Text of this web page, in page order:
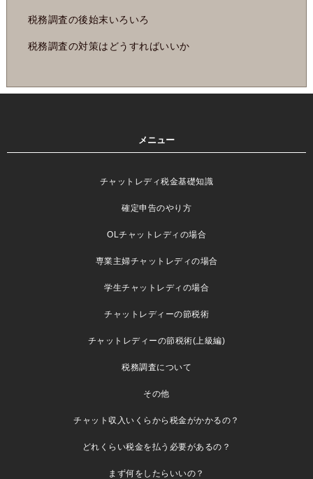
税務調査の後始末いろいろ
税務調査の対策はどうすればいいか
メニュー
チャットレディ税金基礎知識
確定申告のやり方
OLチャットレディの場合
専業主婦チャットレディの場合
学生チャットレディの場合
チャットレディーの節税術
チャットレディーの節税術(上級編)
税務調査について
その他
チャット収入いくらから税金がかかるの？
どれくらい税金を払う必要があるの？
まず何をしたらいいの？